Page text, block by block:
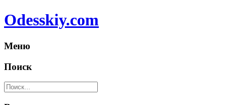
Odesskiy.com
Меню
Поиск